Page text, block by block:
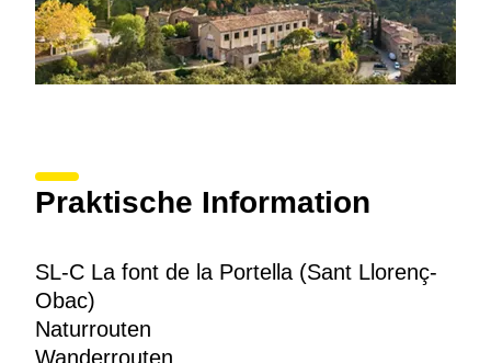
tradición en la sierra, y permite recordar la intensa
ocupación humana del macizo en el pasado, gracias
al testimonio de muchos vestigios.
Praktische Information
SL-C La font de la Portella (Sant Llorenç-
Obac)
Naturrouten
Wanderrouten